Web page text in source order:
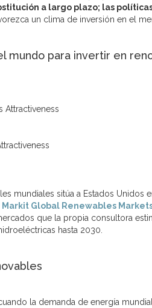
a largo plazo; las
un clima de inversión en el
mundo para invertir en
mundiales sitúa a Estados Unidos
Markit Global Renewables
que la propia consultora
hasta 2030.
la demanda de energía